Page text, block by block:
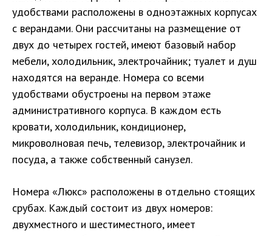
удобствами расположены в одноэтажных корпусах
с верандами. Они рассчитаны на размещение от
двух до четырех гостей, имеют базовый набор
мебели, холодильник, электрочайник; туалет и душ
находятся на веранде. Номера со всеми
удобствами обустроены на первом этаже
административного корпуса. В каждом есть
кровати, холодильник, кондиционер,
микроволновая печь, телевизор, электрочайник и
посуда, а также собственный санузел.
Номера «Люкс» расположены в отдельно стоящих
срубах. Каждый состоит из двух номеров:
двухместного и шестиместного, имеет